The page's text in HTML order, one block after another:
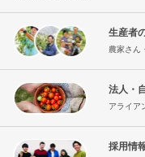
生産者
農家さん
法人・
アライア
採用情